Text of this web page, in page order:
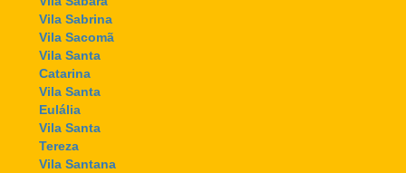
Vila Sabrina
Vila Sacomã
Vila Santa
Catarina
Vila Santa
Eulália
Vila Santa
Tereza
Vila Santana